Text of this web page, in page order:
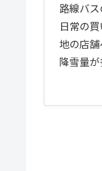
路線バ
日常の
地の店舗
降雪量